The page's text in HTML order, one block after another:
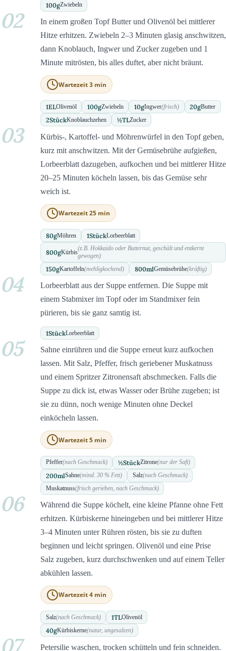
100gZwiebeln
02
In einem großen Topf Butter und Olivenöl bei mittlerer
Hitze erhitzen. Zwiebeln 2–3 Minuten glasig anschwitzen,
dann Knoblauch, Ingwer und Zucker zugeben und 1
Minute mitrösten, bis alles duftet, aber nicht bräunt.
Wartezeit 3 min
1ELOlivenöl 100gZwiebeln 10gIngwer(frisch) 20gButter
2StückKnoblauchzehen ½TLZucker
03
Kürbis-, Kartoffel- und Möhrenwürfel in den Topf geben,
kurz mit anschwitzen. Mit der Gemüsebrühe aufgießen,
Lorbeerblatt dazugeben, aufkochen und bei mittlerer Hitze
20–25 Minuten köcheln lassen, bis das Gemüse sehr
weich ist.
Wartezeit 25 min
80gMöhren 1StückLorbeerblatt
800gKürbis
(z.B. Hokkaido oder Butternut, geschält und entkernt
gewogen)
150gKartoffeln(mehligkochend) 800mlGemüsebrühe(kräftig)
04
Lorbeerblatt aus der Suppe entfernen. Die Suppe mit
einem Stabmixer im Topf oder im Standmixer fein
pürieren, bis sie ganz samtig ist.
1StückLorbeerblatt
05
Sahne einrühren und die Suppe erneut kurz aufkochen
lassen. Mit Salz, Pfeffer, frisch geriebener Muskatnuss
und einem Spritzer Zitronensaft abschmecken. Falls die
Suppe zu dick ist, etwas Wasser oder Brühe zugeben; ist
sie zu dünn, noch wenige Minuten ohne Deckel
einköcheln lassen.
Wartezeit 5 min
Pfeffer(nach Geschmack) ½StückZitrone(nur der Saft)
200mlSahne(mind. 30 % Fett) Salz(nach Geschmack)
Muskatnuss(frisch gerieben, nach Geschmack)
06
Während die Suppe köchelt, eine kleine Pfanne ohne Fett
erhitzen. Kürbiskerne hineingeben und bei mittlerer Hitze
3–4 Minuten unter Rühren rösten, bis sie zu duften
beginnen und leicht springen. Olivenöl und eine Prise
Salz zugeben, kurz durchschwenken und auf einem Teller
abkühlen lassen.
Wartezeit 4 min
Salz(nach Geschmack) 1TLOlivenöl
40gKürbiskerne(natur, ungesalzen)
07 Petersilie waschen, trocken schütteln und fein schneiden.